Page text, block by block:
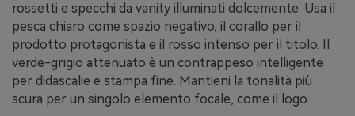
rossetti e specchi da vanity illuminati dolcemente. Usa il
pesca chiaro come spazio negativo, il corallo per il
prodotto protagonista e il rosso intenso per il titolo. Il
verde-grigio attenuato è un contrappeso intelligente
per didascalie e stampa fine. Mantieni la tonalità più
scura per un singolo elemento focale, come il logo.